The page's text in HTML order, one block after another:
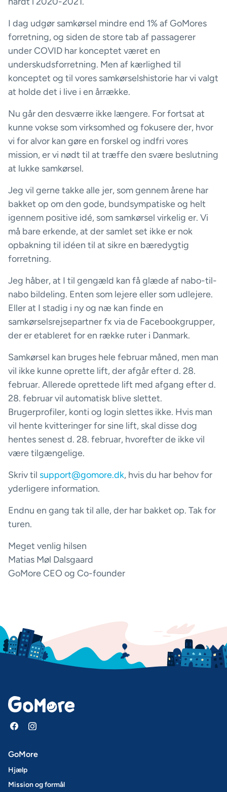
I dag udgør samkørsel mindre end 1% af GoMores
forretning, og siden de store tab af passagerer
under COVID har konceptet været en
underskudsforretning. Men af kærlighed til
konceptet og til vores samkørselshistorie har vi valgt
at holde det i live i en årrække.
Nu går den desværre ikke længere. For fortsat at
kunne vokse som virksomhed og fokusere der, hvor
vi for alvor kan gøre en forskel og indfri vores
mission, er vi nødt til at træffe den svære beslutning
at lukke samkørsel.
Jeg vil gerne takke alle jer, som gennem årene har
bakket op om den gode, bundsympatiske og helt
igennem positive idé, som samkørsel virkelig er. Vi
må bare erkende, at der samlet set ikke er nok
opbakning til idéen til at sikre en bæredygtig
forretning.
Jeg håber, at I til gengæld kan få glæde af nabo-til-
nabo bildeling. Enten som lejere eller som udlejere.
Eller at I stadig i ny og næ kan finde en
samkørselsrejsepartner fx via de Facebookgrupper,
der er etableret for en række ruter i Danmark.
Samkørsel kan bruges hele februar måned, men man
vil ikke kunne oprette lift, der afgår efter d. 28.
februar. Allerede oprettede lift med afgang efter d.
28. februar vil automatisk blive slettet.
Brugerprofiler, konti og login slettes ikke. Hvis man
vil hente kvitteringer for sine lift, skal disse dog
hentes senest d. 28. februar, hvorefter de ikke vil
være tilgængelige.
Skriv til support@gomore.dk, hvis du har behov for
yderligere information.
Endnu en gang tak til alle, der har bakket op. Tak for
turen.
Meget venlig hilsen
Matias Møl Dalsgaard
GoMore CEO og Co-founder
GoMore
Hjælp
Mission og formål